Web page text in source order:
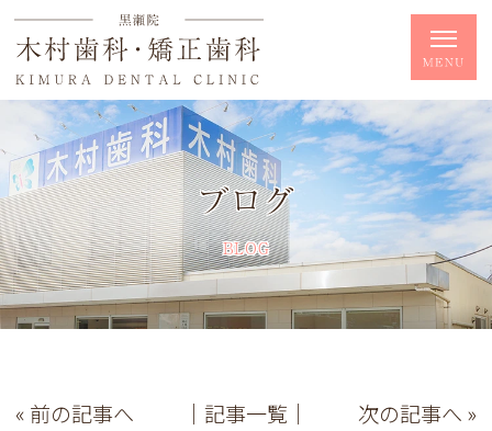
ブログ
BLOG
« 前の記事へ │記事一覧│ 次の記事へ »